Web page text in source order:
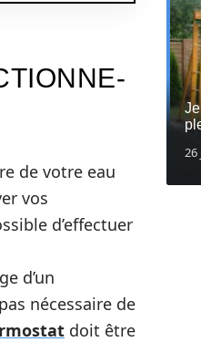
de votre eau
vos
d’effectuer
d’un
nécessaire de
doit être
26